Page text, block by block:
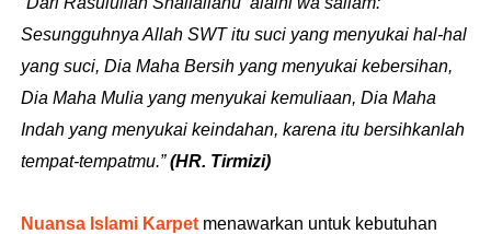
Sesungguhnya Allah SWT itu suci yang menyukai hal-hal
yang suci, Dia Maha Bersih yang menyukai kebersihan,
Dia Maha Mulia yang menyukai kemuliaan, Dia Maha
Indah yang menyukai keindahan, karena itu bersihkanlah
tempat-tempatmu.”(HR. Tirmizi)
Nuansa Islami Karpet menawarkan untuk kebutuhan